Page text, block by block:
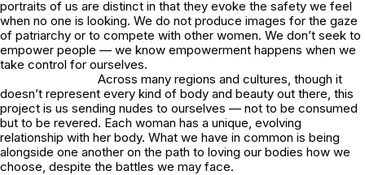
portraits of us are distinct in that they evoke the safety we feel
when no one is looking. We do not produce images for the gaze
of patriarchy or to compete with other women. We don’t seek to
empower people — we know empowerment happens when we
take control for ourselves.
Across many regions and cultures, though it
doesn’t represent every kind of body and beauty out there, this
project is us sending nudes to ourselves — not to be consumed
but to be revered. Each woman has a unique, evolving
relationship with her body. What we have in common is being
alongside one another on the path to loving our bodies how we
choose, despite the battles we may face.